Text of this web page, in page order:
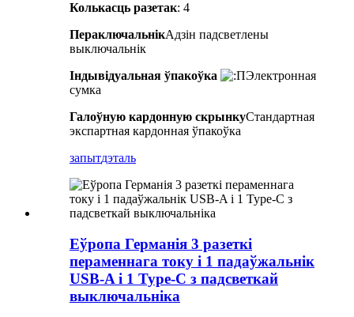
Колькасць разетак: 4
ПераключальнікАдзін падсветлены
выключальнік
Індывідуальная ўпакоўка
Электронная
сумка
Галоўную кардонную скрынкуСтандартная
экспартная кардонная ўпакоўка
запытдэталь
Еўропа Германія 3 разеткі
пераменнага току і 1 падаўжальнік
USB-A і 1 Type-C з падсветкай
выключальніка